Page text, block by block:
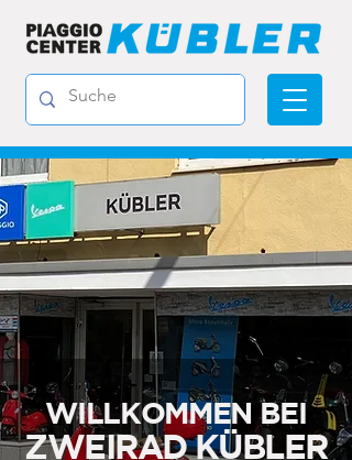
WILLKOMMEN BEI
ZWEIRAD KÜBLER